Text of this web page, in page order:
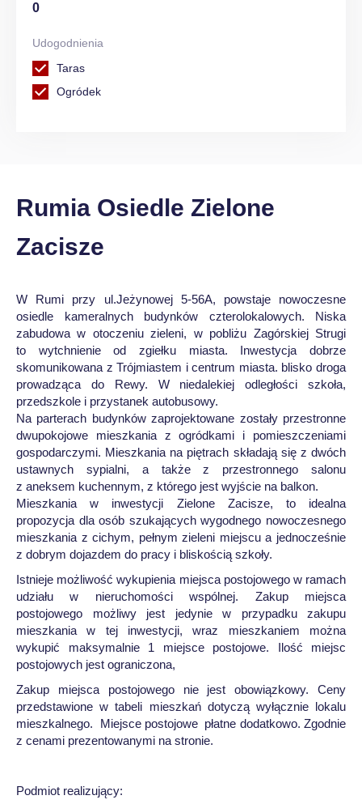
0
Udogodnienia
Taras
Ogródek
Rumia Osiedle Zielone
Zacisze
W Rumi przy ul.Jeżynowej 5-56A, powstaje nowoczesne
osiedle kameralnych budynków czterolokalowych. Niska
zabudowa w otoczeniu zieleni, w pobliżu Zagórskiej Strugi
to wytchnienie od zgiełku miasta. Inwestycja dobrze
skomunikowana z Trójmiastem i centrum miasta. blisko droga
prowadząca do Rewy. W niedalekiej odległości szkoła,
przedszkole i przystanek autobusowy.
Na parterach budynków zaprojektowane zostały przestronne
dwupokojowe mieszkania z ogródkami i pomieszczeniami
gospodarczymi. Mieszkania na piętrach składają się z dwóch
ustawnych sypialni, a także z przestronnego salonu
z aneksem kuchennym, z którego jest wyjście na balkon.
Mieszkania w inwestycji Zielone Zacisze, to idealna
propozycja dla osób szukających wygodnego nowoczesnego
mieszkania z cichym, pełnym zieleni miejscu a jednocześnie
z dobrym dojazdem do pracy i bliskością szkoły.
Istnieje możliwość wykupienia miejsca postojowego w ramach
udziału w nieruchomości wspólnej. Zakup miejsca
postojowego możliwy jest jedynie w przypadku zakupu
mieszkania w tej inwestycji, wraz mieszkaniem można
wykupić maksymalnie 1 miejsce postojowe. Ilość miejsc
postojowych jest ograniczona,
Zakup miejsca postojowego nie jest obowiązkowy. Ceny
przedstawione w tabeli mieszkań dotyczą wyłącznie lokalu
mieszkalnego. Miejsce postojowe płatne dodatkowo. Zgodnie
z cenami prezentowanymi na stronie.
Podmiot realizujący: